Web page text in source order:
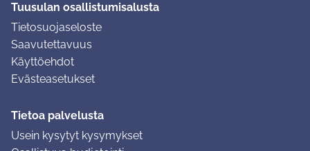
Tuusulan osallistumisalusta
Tietosuojaseloste
Saavutettavuus
Käyttöehdot
Evästeasetukset
Tietoa palvelusta
Usein kysytyt kysymykset